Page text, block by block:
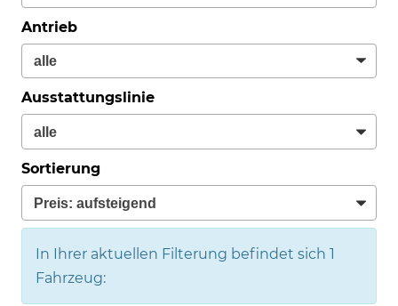
Antrieb
Ausstattungslinie
Sortierung
In Ihrer aktuellen Filterung befindet sich 1
Fahrzeug: